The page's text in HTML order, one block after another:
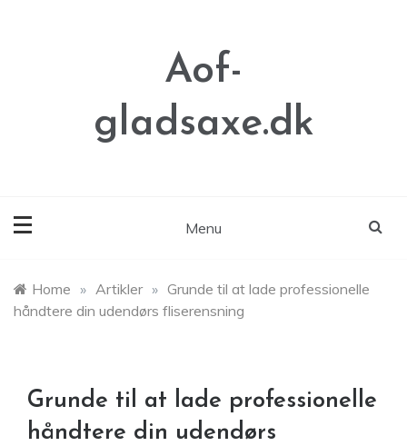
Aof-
gladsaxe.dk
Menu
Home » Artikler » Grunde til at lade professionelle
håndtere din udendørs fliserensning
Grunde til at lade professionelle
håndtere din udendørs